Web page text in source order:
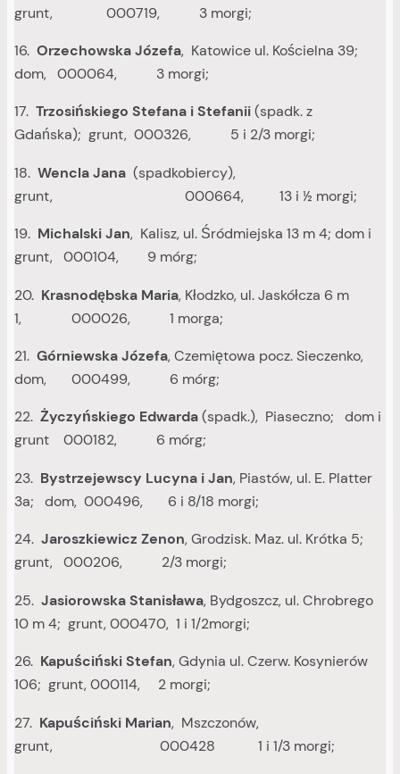
grunt, 000719, 3 morgi;
16. Orzechowska Józefa, Katowice ul. Kościelna 39;
dom, 000064, 3 morgi;
17. Trzosińskiego Stefana i Stefanii(spadk. z
Gdańska); grunt, 000326, 5 i 2/3 morgi;
18. Wencla Jana (spadkobiercy),
grunt, 000664, 13 i ½ morgi;
19. Michalski Jan, Kalisz, ul. Śródmiejska 13 m 4; dom i
grunt, 000104, 9 mórg;
20. Krasnodębska Maria, Kłodzko, ul. Jaskółcza 6 m
1, 000026, 1 morga;
21. Górniewska Józefa, Czemiętowa pocz. Sieczenko,
dom, 000499, 6 mórg;
22. Życzyńskiego Edwarda(spadk.), Piaseczno; dom i
grunt 000182, 6 mórg;
23. Bystrzejewscy Lucyna i Jan, Piastów, ul. E. Platter
3a; dom, 000496, 6 i 8/18 morgi;
24. Jaroszkiewicz Zenon, Grodzisk. Maz. ul. Krótka 5;
grunt, 000206, 2/3 morgi;
25. Jasiorowska Stanisława, Bydgoszcz, ul. Chrobrego
10 m 4; grunt, 000470, 1 i 1/2morgi;
26. Kapuściński Stefan, Gdynia ul. Czerw. Kosynierów
106; grunt, 000114, 2 morgi;
27. Kapuściński Marian, Mszczonów,
grunt, 000428 1 i 1/3 morgi;